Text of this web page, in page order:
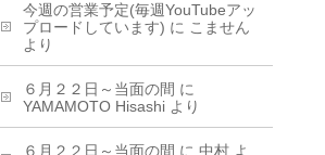
今週の営業予定(毎週YouTubeアッ
プロードしています) に こません
より
６月２２日～当面の間 に
YAMAMOTO Hisashi より
６月２２日～当面の間 に 中村 よ